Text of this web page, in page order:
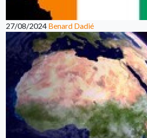
27/08/2024 Benard Dadié